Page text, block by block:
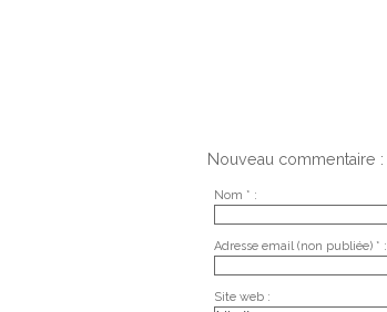
Nouveau commentaire :
Nom * :
Adresse email (non publiée) * :
Site web :